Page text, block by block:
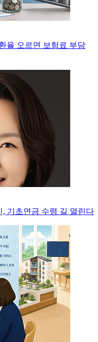
율 오르면 보험료 부담
기초연금 수령 길 열린다